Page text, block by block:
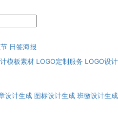
日签海报
模板素材 LOGO定制服务 LOGO设计
设计生成 图标设计生成 班徽设计生成